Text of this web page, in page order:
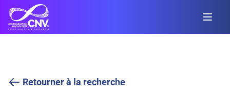
Retourner à la recherche